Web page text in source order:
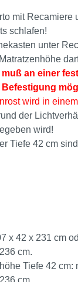
mit
schlafen!
unter
an einer
wird in
der
wird!
Tiefe 42 cm
x 42 x 231 cm
cm.
Tiefe 42 cm:
cm.